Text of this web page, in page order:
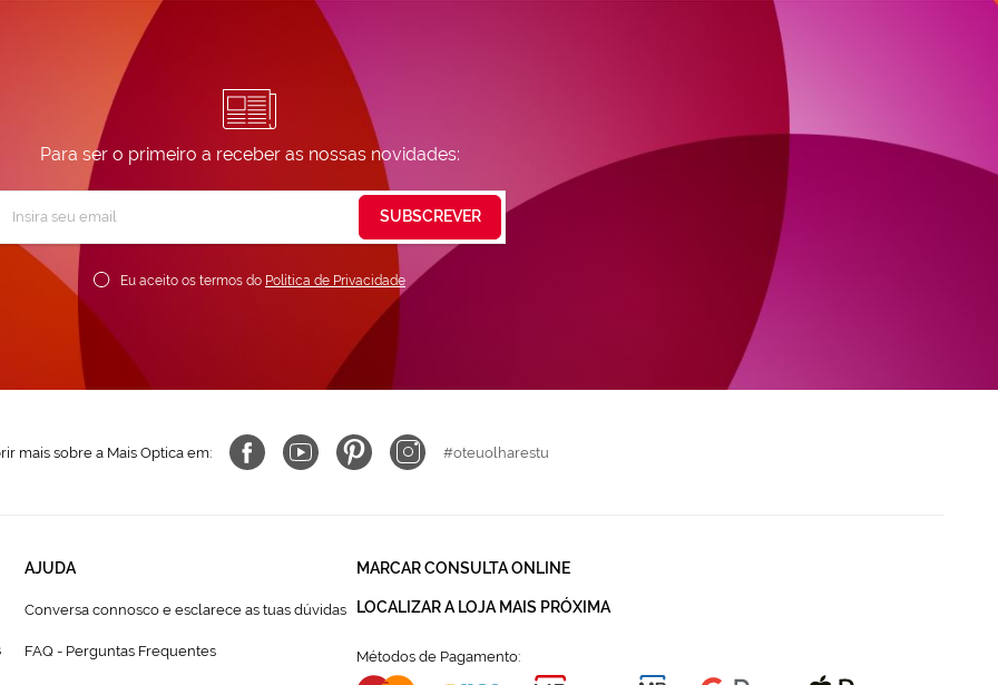
Para ser o primeiro a receber as nossas novidades:
Newsletter:
Eu aceito os termos do Política de Privacidade
SUBSCREVER
mais sobre a Mais Optica em: #oteuolharestu
AJUDA
Conversa connosco e esclarece as tuas dúvidas
FAQ - Perguntas Frequentes
MARCAR CONSULTA ONLINE
LOCALIZAR A LOJA MAIS PRÓXIMA
Métodos de Pagamento: